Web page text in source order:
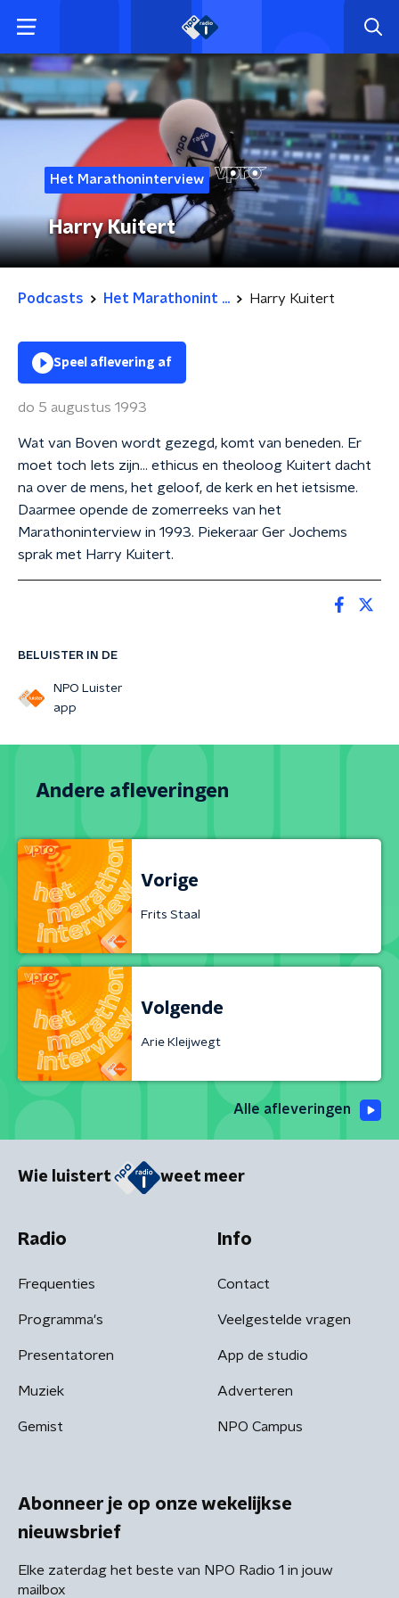
Het Marathoninterview
Harry Kuitert
Podcasts Het Marathonint ... Harry Kuitert
BELUISTER IN DE
NPO Luister
app
Speel aflevering af
do 5 augustus 1993
Wat van Boven wordt gezegd, komt van beneden. Er
moet toch Iets zijn… ethicus en theoloog Kuitert dacht
na over de mens, het geloof, de kerk en het ietsisme.
Daarmee opende de zomerreeks van het
Marathoninterview in 1993. Piekeraar Ger Jochems
sprak met Harry Kuitert.
Andere afleveringen
Vorige
Frits Staal
Volgende
Arie Kleijwegt
Alle afleveringen
Wie luistert weet meer
Radio
Frequenties
Programma's
Presentatoren
Muziek
Gemist
Info
Contact
Veelgestelde vragen
App de studio
Adverteren
NPO Campus
Abonneer je op onze wekelijkse
nieuwsbrief
Elke zaterdag het beste van NPO Radio 1 in jouw
mailbox